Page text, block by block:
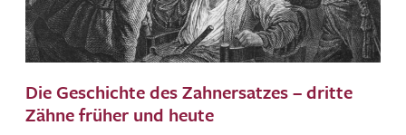
Die Geschichte des Zahnersatzes – dritte
Zähne früher und heute